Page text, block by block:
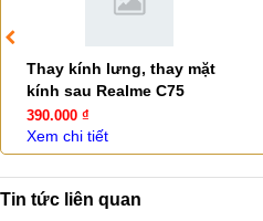
Thay kính lưng, thay mặt
kính sau Realme C75
390.000 ₫
Xem chi tiết
Tin tức liên quan